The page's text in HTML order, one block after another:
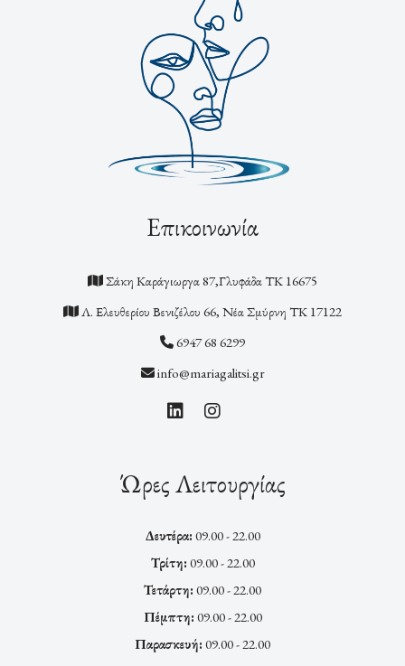
Επικοινωνία
Σάκη Καράγιωργα 87,Γλυφάδα ΤΚ 16675
Λ. Ελευθερίου Βενιζέλου 66, Νέα Σμύρνη ΤΚ 17122
6947 68 6299
info@mariagalitsi.gr
Ώρες Λειτουργίας
Δευτέρα: 09.00 - 22.00
Τρίτη: 09.00 - 22.00
Τετάρτη: 09.00 - 22.00
Πέμπτη: 09.00 - 22.00
Παρασκευή: 09.00 - 22.00